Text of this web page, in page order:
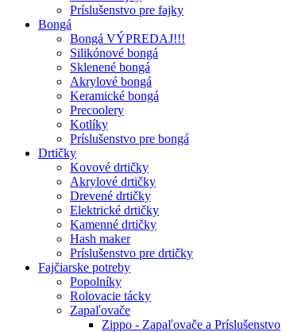
Príslušenstvo pre fajky
Bongá
Bongá VÝPREDAJ!!!
Silikónové bongá
Sklenené bongá
Akrylové bongá
Keramické bongá
Precoolery
Kotlíky
Príslušenstvo pre bongá
Drtičky
Kovové drtičky
Akrylové drtičky
Drevené drtičky
Elektrické drtičky
Kamenné drtičky
Hash maker
Príslušenstvo pre drtičky
Fajčiarske potreby
Popolníky
Rolovacie tácky
Zapaľovače
Zippo - Zapaľovače a Príslušenstvo